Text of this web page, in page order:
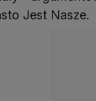
Jest Nasze.